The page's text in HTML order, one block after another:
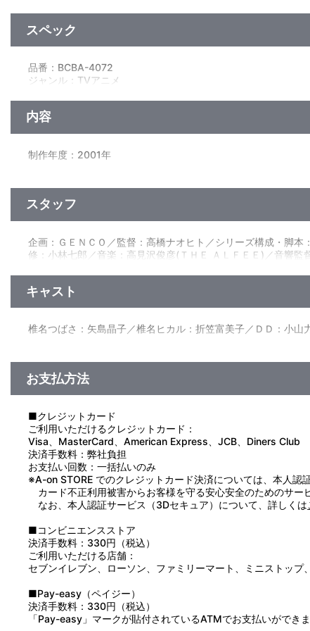
スペック
品番：BCBA-4072
ジャンル：TVアニメ
内容
制作年度：2001年
第4話「羽ばたく心を持っていますか」／第5話「大切な人はい
第13話（最終話）「優しさをおぼえていますか」
ある晩、つばさは宇宙船が落下するのを目撃する。彼女がそ
人は襲いかかってくるモンスターと激しく戦うが、ついに倒
ていた「リベルス（生体防御スーツ）」と合体・変身し、驚
スタッフ
企画：ＧＥＮＣＯ／監督：高橋ナオヒト／シリーズ構成・脚
修：小林七郎／音楽：高見沢俊彦(ＴＨＥ ＡＬＦＥＥ)／音響
キャスト
椎名つばさ：矢島晶子／椎名ヒカル：折笠富美子／ＤＤ：小
お支払方法
■クレジットカード
ご利用いただけるクレジットカード：
Visa、MasterCard、American Express、JCB、Diners Club
決済手数料：弊社負担
お支払い回数：一括払いのみ
※A-on STORE でのクレジットカード決済については、本人
カード不正利用被害からお客様を守る安心安全のためのサー
なお、本人認証サービス（3Dセキュア）について、詳しくは
■コンビニエンスストア
決済手数料：330円（税込）
ご利用いただける店舗：
セブンイレブン、ローソン、ファミリーマート、ミニストップ
■Pay-easy（ペイジー）
決済手数料：330円（税込）
「Pay-easy」マークが貼付されているATMでお支払いができま